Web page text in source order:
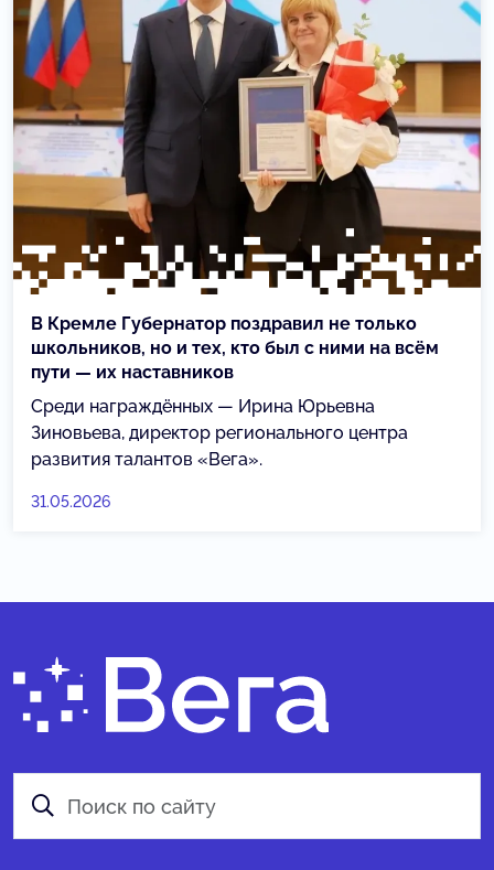
В Кремле Губернатор поздравил не только
школьников, но и тех, кто был с ними на всём
пути — их наставников
Среди награждённых — Ирина Юрьевна
Зиновьева, директор регионального центра
развития талантов «Вега».
31.05.2026